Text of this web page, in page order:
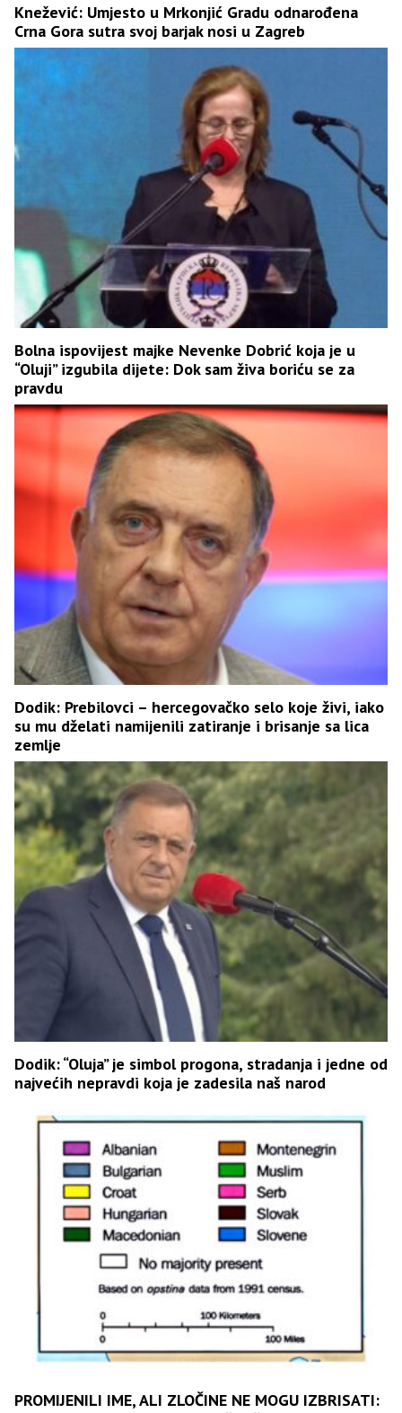
Knežević: Umjesto u Mrkonjić Gradu odnarođena
Crna Gora sutra svoj barjak nosi u Zagreb
Bolna ispovijest majke Nevenke Dobrić koja je u
“Oluji” izgubila dijete: Dok sam živa boriću se za
pravdu
Dodik: Prebilovci – hercegovačko selo koje živi, iako
su mu dželati namijenili zatiranje i brisanje sa lica
zemlje
Dodik: “Oluja” je simbol progona, stradanja i jedne od
najvećih nepravdi koja je zadesila naš narod
PROMIJENILI IME, ALI ZLOČINE NE MOGU IZBRISATI: